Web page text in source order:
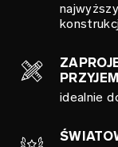
idealnie